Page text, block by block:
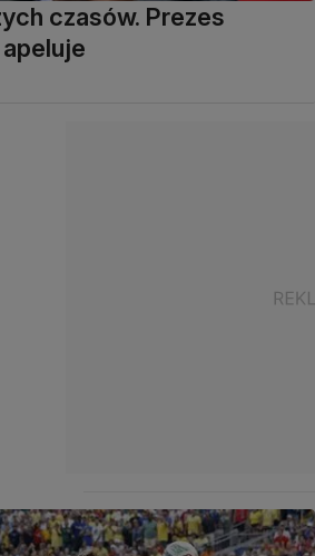
czasów. Prezes